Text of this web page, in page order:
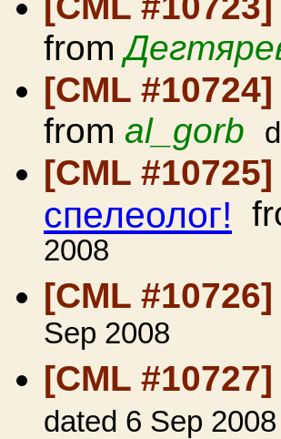
from
[CML #10724]
from al_gorb
[CML #10725]
спелеолог!
2008
[CML #10726]
Sep 2008
[CML #10727]
dated 6 Sep 2008